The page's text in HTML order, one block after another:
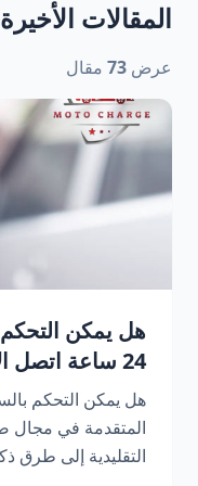
المقالات الأخيرة
عرض 73 مقال
هل يمكن
24 ساعة اتصل الآن
هل يمكن التحكم
المتقدمة في مجال
التقليدية إلى طرق